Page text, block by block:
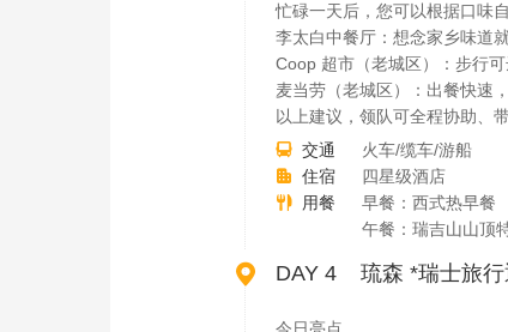
忙碌一天后，您可以根据口味
李太白中餐厅：想念家乡味道
Coop 超市（老城区）：步行
麦当劳（老城区）：出餐快速
以上建议，领队可全程协助、
 交通 火车/缆车/游船
 住宿 四星级酒店
 用餐
早餐：西式热早餐
午餐：瑞吉山山顶
 DAY 4 琉森 *瑞士旅行